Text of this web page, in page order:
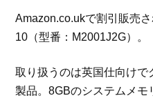
Amazon.co.ukで割引販売
10（型番：M2001J2G）。
取り扱うのは英国仕向けで
製品。8GBのシステムメモ